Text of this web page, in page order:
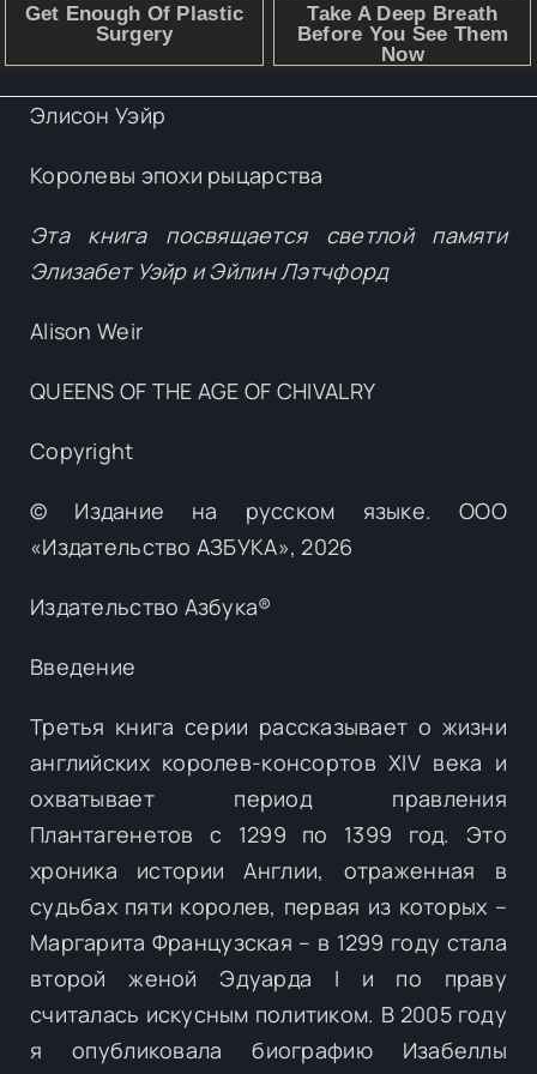
супруг был насильственно свергнут. Как же жили и
умирали эти королевы, как они использовали свою власть
трагедиями?..В формате PDF A4 сохранён издательский
Элисон Уэйр
Королевы эпохи рыцарства
Эта книга посвящается светлой памяти
Элизабет Уэйр и Эйлин Лэтчфорд
Alison Weir
QUEENS OF THE AGE OF CHIVALRY
Copyright
© Издание на русском языке. ООО
«Издательство АЗБУКА», 2026
Издательство Азбука®
Введение
Третья книга серии рассказывает о жизни
английских королев-консортов XIV века и
охватывает период правления
Плантагенетов с 1299 по 1399 год. Это
хроника истории Англии, отраженная в
судьбах пяти королев, первая из которых –
Маргарита Французская – в 1299 году стала
второй женой Эдуарда I и по праву
считалась искусным политиком. В 2005 году
я опубликовала биографию Изабеллы